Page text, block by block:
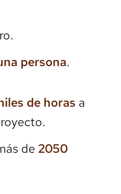
persona.
de horas a
de 2050